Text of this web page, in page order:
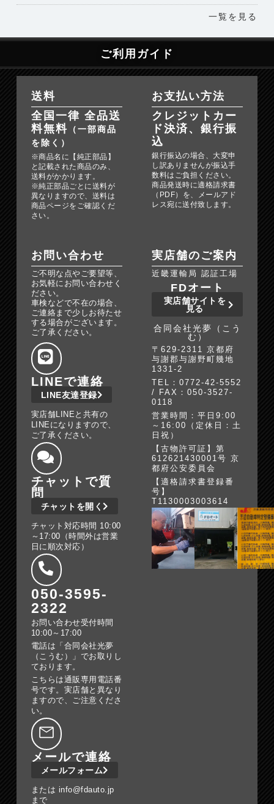
一覧を見る
ご利用ガイド
送料
全国一律 全品送
料無料 （一部商品
を除く）
※商品名に【純正部品】
と記載された商品のみ、
送料がかかります。
※純正部品ごとに送料が
異なりますので、送料は
商品ページをご確認くだ
さい。
お支払い方法
クレジットカー
ド決済、銀行振
込
銀行振込の場合、大変申
し訳ありませんが振込手
数料はご負担ください。
商品発送時に適格請求書
（PDF）を、メールアド
レス宛に送付致します。
お問い合わせ
ご不明な点やご要望等、
お気軽にお問い合わせく
ださい。
車検などで不在の場合、
ご連絡まで少しお待たせ
する場合がございます。
ご了承ください。
LINEで連絡
LINE友達登録
実店舗LINEと共有の
LINEになりますので、
ご了承ください。
チャットで質
問
チャットを開く
チャット対応時間 10:00
～17:00（時間外は営業
日に順次対応）
050-3595-
2322
お問い合わせ受付時間
10:00～17:00
電話は「合同会社光夢
（こうむ）」でお取りし
ております。
こちらは通販専用電話番
号です。実店舗と異なり
ますので、ご注意くださ
い。
メールで連絡
メールフォーム
または info@fdauto.jp
まで
実店舗のご案内
近畿運輸局 認証工場
FDオート
実店舗サイトを
見る
合同会社光夢（こう
む）
〒629-2311 京都府
与謝郡与謝野町幾地
1331-2
TEL：0772-42-5552
/ FAX：050-3527-
0118
営業時間：平日9:00
～16:00（定休日：土
日祝）
【古物許可証】第
612621430001号 京
都府公安委員会
【適格請求書登録番
号】
T1130003003614